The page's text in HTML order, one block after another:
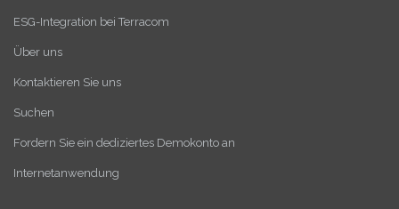
ESG-Integration bei Terracom
Über uns
Kontaktieren Sie uns
Suchen
Fordern Sie ein dediziertes Demokonto an
Internetanwendung